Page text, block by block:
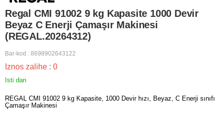
Regal CMI 91002 9 kg Kapasite 1000 Devir
Beyaz C Enerji Çamaşır Makinesi
(REGAL.20264312)
Bar-kod : 8698902643122
Iznos zalihe : 0
Isti dan
REGAL CMI 91002 9 kg Kapasite, 1000 Devir hızı, Beyaz, C Enerji sınıfı
Çamaşır Makinesi